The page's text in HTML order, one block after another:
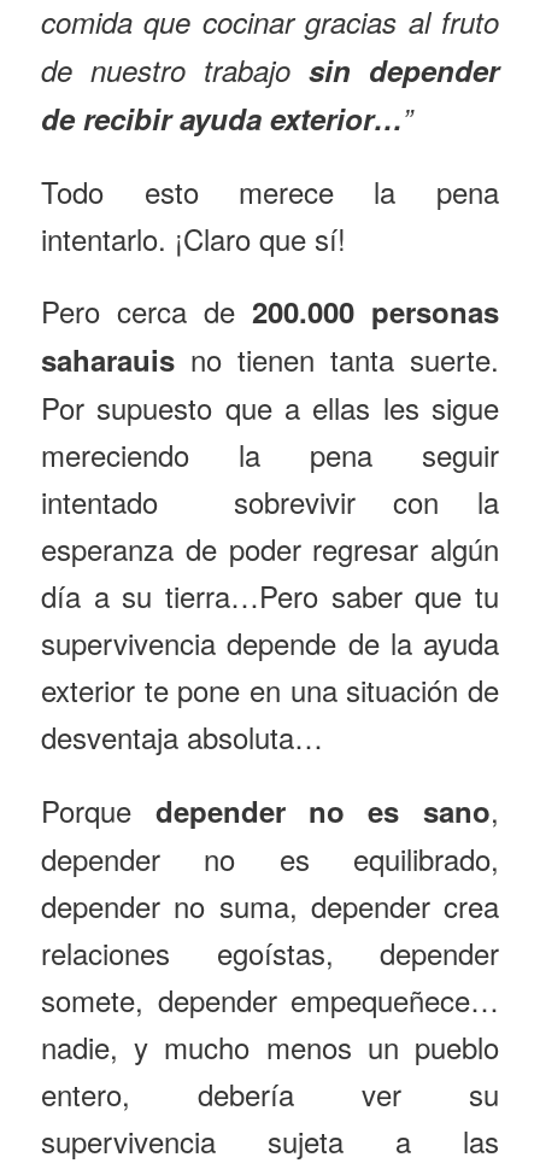
comida que cocinar gracias al fruto
de nuestro trabajo sin depender
de recibir ayuda exterior…”
Todo esto merece la pena
intentarlo. ¡Claro que sí!
Pero cerca de 200.000 personas
saharauis no tienen tanta suerte.
Por supuesto que a ellas les sigue
mereciendo la pena seguir
intentado sobrevivir con la
esperanza de poder regresar algún
día a su tierra…Pero saber que tu
supervivencia depende de la ayuda
exterior te pone en una situación de
desventaja absoluta…
Porque depender no es sano,
depender no es equilibrado,
depender no suma, depender crea
relaciones egoístas, depender
somete, depender empequeñece…
nadie, y mucho menos un pueblo
entero, debería ver su
supervivencia sujeta a las